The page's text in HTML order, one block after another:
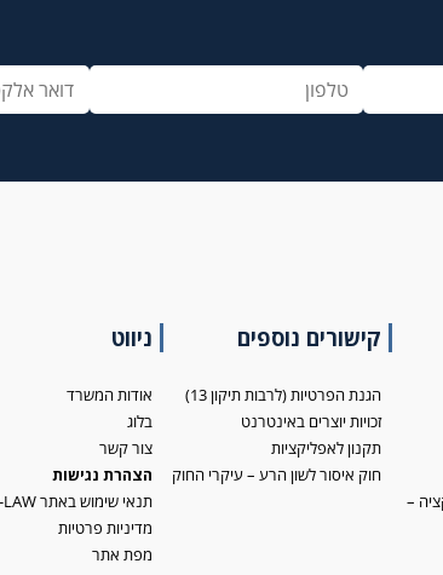
–
קישורים נוספים
הגנת הפרטיות (לרבות תיקון 13)
זכויות יוצרים באינטרנט
תקנון לאפליקציות
חוק איסור לשון הרע – עיקרי החוק
ניווט
אודות המשרד
בלוג
צור קשר
הצהרת נגישות
תנאי שימוש באתר Y-LAW
מדיניות פרטיות
מפת אתר